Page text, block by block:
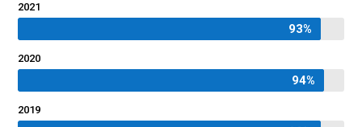
2021
93%
93%
2020
94%
94%
2019